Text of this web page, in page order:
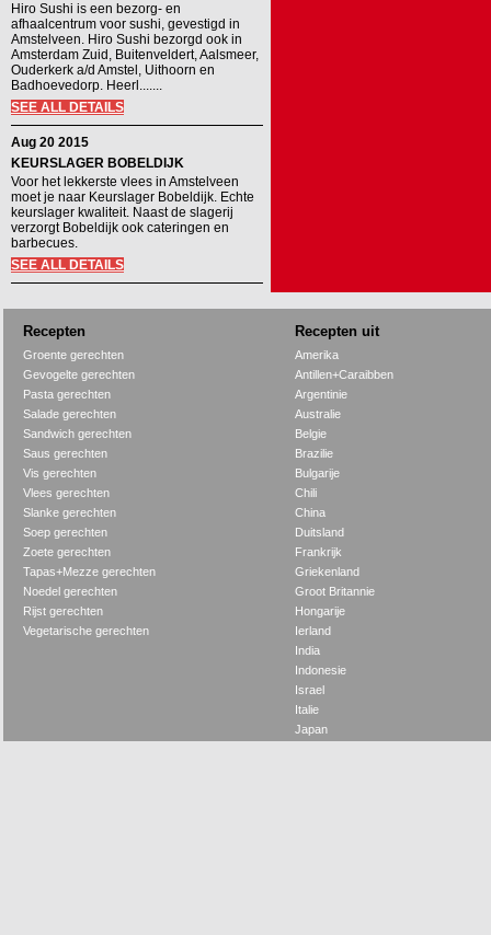
Hiro Sushi is een bezorg- en
afhaalcentrum voor sushi, gevestigd in
Amstelveen. Hiro Sushi bezorgd ook in
Amsterdam Zuid, Buitenveldert, Aalsmeer,
Ouderkerk a/d Amstel, Uithoorn en
Badhoevedorp. Heerl.......
SEE ALL DETAILS
Aug 20 2015
KEURSLAGER BOBELDIJK
Voor het lekkerste vlees in Amstelveen
moet je naar Keurslager Bobeldijk. Echte
keurslager kwaliteit. Naast de slagerij
verzorgt Bobeldijk ook cateringen en
barbecues.
SEE ALL DETAILS
Recepten Recepten uit
Groente gerechten
Gevogelte gerechten
Pasta gerechten
Salade gerechten
Sandwich gerechten
Saus gerechten
Vis gerechten
Vlees gerechten
Slanke gerechten
Soep gerechten
Zoete gerechten
Tapas+Mezze gerechten
Noedel gerechten
Rijst gerechten
Vegetarische gerechten
Amerika
Antillen+Caraibben
Argentinie
Australie
Belgie
Brazilie
Bulgarije
Chili
China
Duitsland
Frankrijk
Griekenland
Groot Britannie
Hongarije
Ierland
India
Indonesie
Israel
Italie
Japan